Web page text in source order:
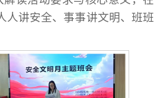
人讲安全、事事讲文明、班班